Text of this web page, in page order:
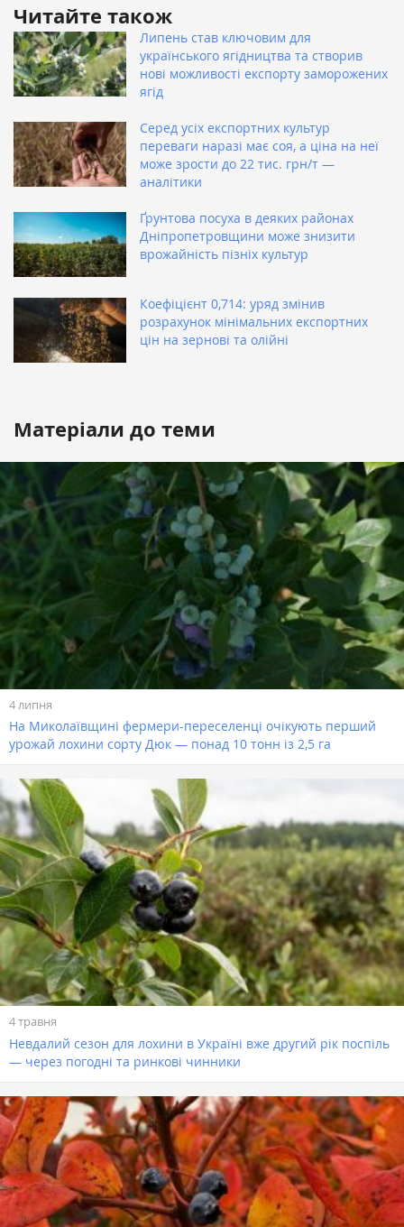
Читайте також
Липень став ключовим для
українського ягідництва та створив
нові можливості експорту заморожених
ягід
Серед усіх експортних культур
переваги наразі має соя, а ціна на неї
може зрости до 22 тис. грн/т —
аналітики
Ґрунтова посуха в деяких районах
Дніпропетровщини може знизити
врожайність пізніх культур
Коефіцієнт 0,714: уряд змінив
розрахунок мінімальних експортних
цін на зернові та олійні
Матеріали до теми
4 липня
На Миколаївщині фермери-переселенці очікують перший
урожай лохини сорту Дюк — понад 10 тонн із 2,5 га
4 травня
Невдалий сезон для лохини в Україні вже другий рік поспіль
— через погодні та ринкові чинники